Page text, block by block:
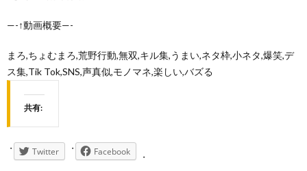
—-↑動画概要—-
まろ,ちょむまろ,荒野行動,無双,キル集,うまい,ネタ枠,小ネタ,爆笑,デ
ス集,Tik Tok,SNS,声真似,モノマネ,楽しい,バズる
共有:
Twitter Facebook